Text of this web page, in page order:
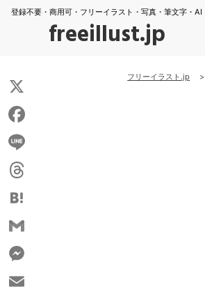
登録不要・商用可・フリーイラスト・写真・筆文字・AI
freeillust.jp
フリーイラスト.jp >
X
Facebook
Line
Threads
Hatena
Gmail
Messenger